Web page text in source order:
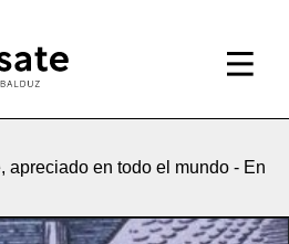
apreciado en todo el mundo - En